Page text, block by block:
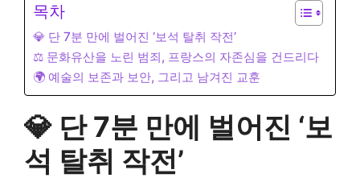
목차
💎 단 7분 만에 벌어진 ‘보석 탈취 작전’
⚖️ 문화유산을 노린 범죄, 프랑스의 자존심을 건드리다
🌍 예술의 보존과 보안, 그리고 남겨진 교훈
💎 단 7분 만에 벌어진 ‘보
석 탈취 작전’